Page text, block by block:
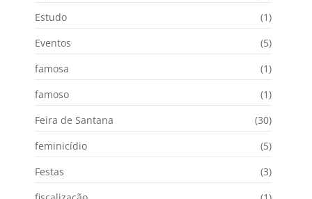
Estudo
(1)
Eventos
(5)
famosa
(1)
famoso
(1)
Feira de Santana
(30)
feminicídio
(5)
Festas
(3)